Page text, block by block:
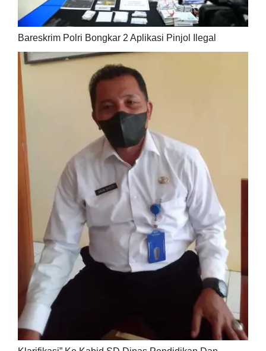
Bareskrim Polri Bongkar 2 Aplikasi Pinjol Ilegal